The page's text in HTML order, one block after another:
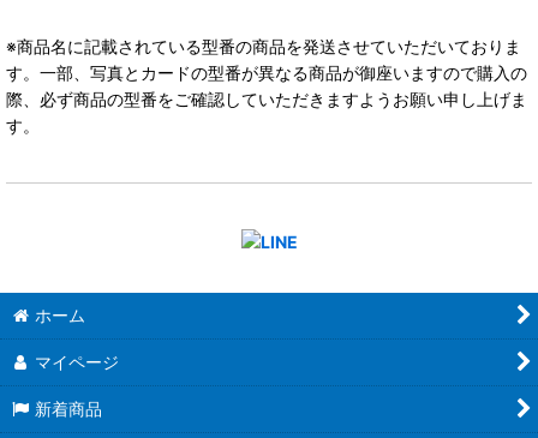
※商品名に記載されている型番の商品を発送させていただいておりま
す。一部、写真とカードの型番が異なる商品が御座いますので購入の
際、必ず商品の型番をご確認していただきますようお願い申し上げま
す。
ホーム
マイページ
新着商品